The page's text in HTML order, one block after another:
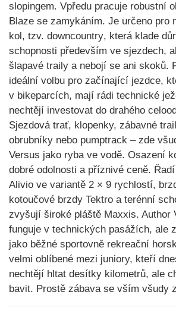
slopingem. Vpředu pracuje robustní
Blaze se zamykáním. Je určeno pro
kol, tzv. downcountry, která klade
schopnosti především ve sjezdech,
šlapavé traily a nebojí se ani skoků.
ideální volbu pro začínající jezdce,
v bikeparcích, mají rádi technické
nechtějí investovat do drahého
Sjezdová trať, klopenky, zábavné
obrubníky nebo pumptrack – zde
Versus jako ryba ve vodě. Osazení
dobré odolnosti a příznivé ceně.
Alivio ve variantě 2 × 9 rychlostí,
kotoučové brzdy Tektro a terénní
zvyšují široké pláště Maxxis. Author
funguje v technických pasážích, ale
jako běžné sportovně rekreační
velmi oblíbené mezi juniory, kteří
nechtějí hltat desítky kilometrů, ale
bavit. Prostě zábava se vším všudy